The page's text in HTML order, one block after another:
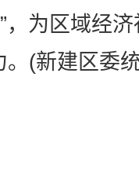
，为区域经
(新建区委